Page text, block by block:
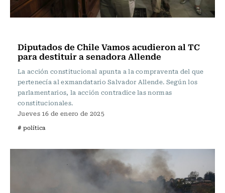
Diputados de Chile Vamos acudieron al TC
para destituir a senadora Allende
La acción constitucional apunta a la compraventa del que
pertenecía al exmandatario Salvador Allende. Según los
parlamentarios, la acción contradice las normas
constitucionales.
Jueves 16 de enero de 2025
# política